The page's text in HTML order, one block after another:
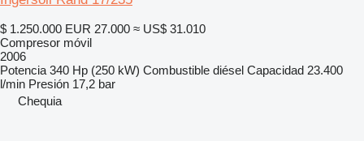
$ 1.250.000 EUR 27.000 ≈ US$ 31.010
Compresor móvil
2006
Potencia 340 Hp (250 kW) Combustible diésel Capacidad 23.400
l/min Presión 17,2 bar
Chequia